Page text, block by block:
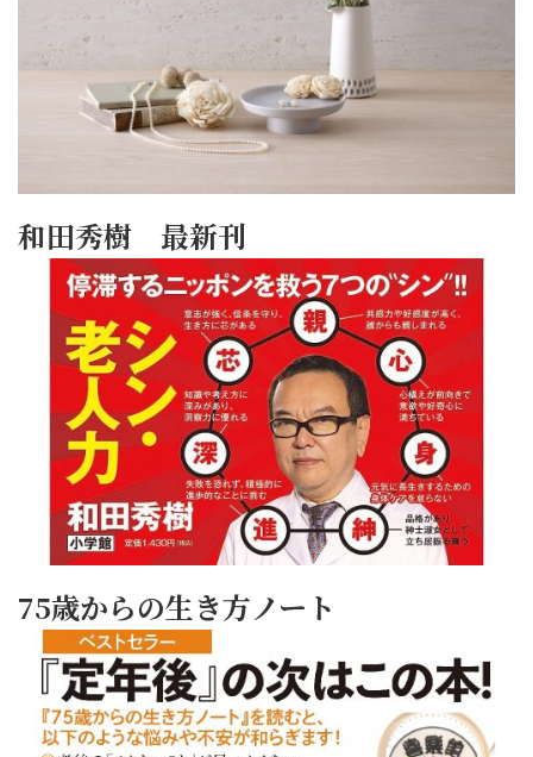
和田秀樹 最新刊
75歳からの生き方ノート